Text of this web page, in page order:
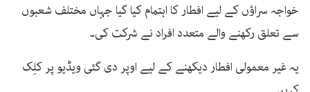
خواجہ سراؤں کے لیے افطار کا اہتمام کیا گیا جہاں مختلف شعبوں
سے تعلق رکھنے والے متعدد افراد نے شرکت کی۔
یہ غیر معمولی افطار دیکھنے کے لیے اوپر دی گئی ویڈیو پر کلِک